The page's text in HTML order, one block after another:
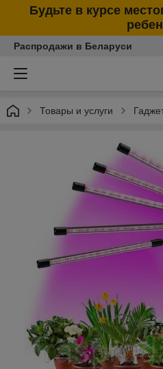
Будьте в курсе
Распродажи в Беларуси
Товары и услуги